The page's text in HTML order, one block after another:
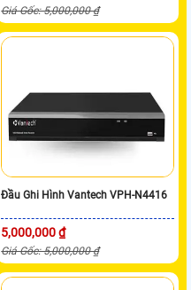
Giá Gốc: 5,000,000 ₫
Đầu Ghi Hình Vantech VPH-N4416
5,000,000 ₫
Giá Gốc: 5,000,000 ₫